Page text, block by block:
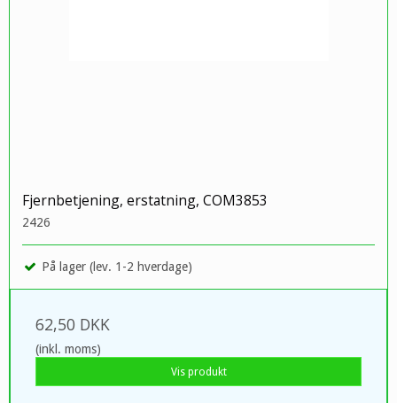
Fjernbetjening, erstatning, COM3853
2426
På lager (lev. 1-2 hverdage)
62,50 DKK
(inkl. moms)
Vis produkt